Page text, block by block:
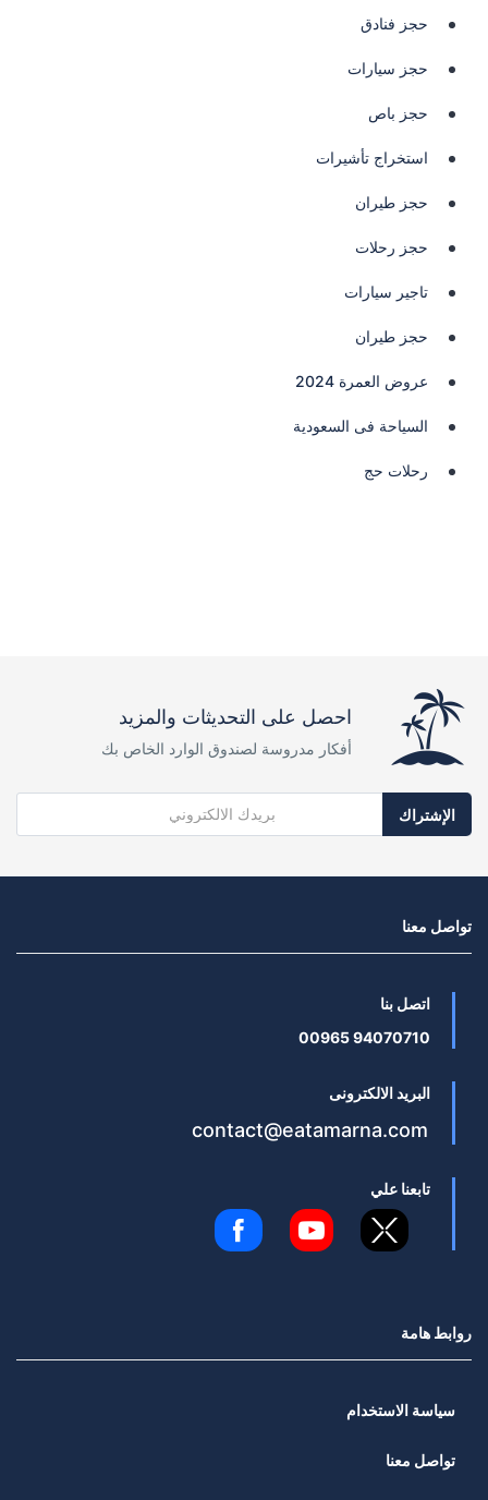
حجز فنادق
حجز سيارات
حجز باص
استخراج تأشيرات
حجز طيران
حجز رحلات
تاجير سيارات
حجز طيران
عروض العمرة 2024
السياحة فى السعودية
رحلات حج
احصل على التحديثات والمزيد
أفكار مدروسة لصندوق الوارد الخاص بك
الإشتراك
تواصل معنا
اتصل بنا
94070710 00965
البريد الالكترونى
contact@eatamarna.com
تابعنا علي
روابط هامة
سياسة الاستخدام
تواصل معنا